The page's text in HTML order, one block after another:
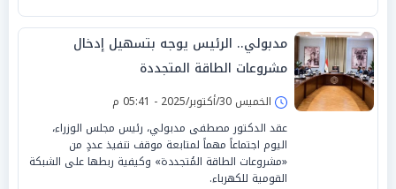
مدبولي.. الرئيس يوجه بتسهيل إدخال
مشروعات الطاقة المتجددة
الخميس 30/أكتوبر/2025 - 05:41 م
عقد الدكتور مصطفى مدبولي، رئيس مجلس الوزراء،
اليوم اجتماعاً مهماً لمتابعة موقف تنفيذ عددٍ من
«مشروعات الطاقة المُتجددة» وكيفية ربطها على الشبكة
القومية للكهرباء.